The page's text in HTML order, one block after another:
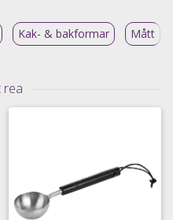
Kak- & bakformar Mått
rea